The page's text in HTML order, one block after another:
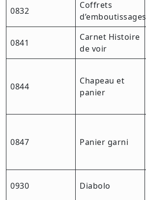
0832
Coffrets
d’emboutissages
0841
Carnet Histoire
de voir
0844
Chapeau et
panier
0847 Panier garni
0930 Diabolo